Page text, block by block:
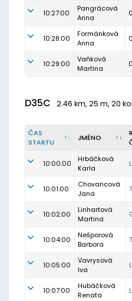
10:27:00
Pangrácová
Anna
10:28:00
Formánková
Anna
10:29:00
Vaňková
Martina
D35C 2.46 km, 25 m, 20
ČAS
STARTU
JMÉNO
10:00:00
Hrbáčková
Karla
10:01:00
Chovancová
Jana
10:02:00
Linhartová
Martina
10:04:00
Nešporová
Barbora
10:05:00
Vavrysová
Iva
10:07:00
Hubáčková
Renata